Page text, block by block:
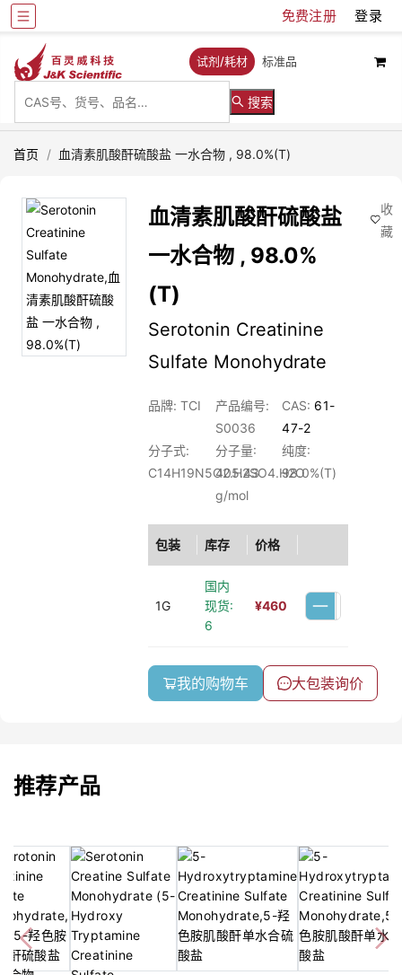
免费注册 登录
试剂/耗材 标准品
搜索
首页 / 血清素肌酸酐硫酸盐 一水合物 , 98.0%(T)
血清素肌酸酐硫酸盐
一水合物 , 98.0%
(T)
Serotonin Creatinine
Sulfate Monohydrate
品牌: TCI
产品编号:
S0036
CAS: 61-
47-2
分子式:
C14H19N5O2.H2SO4.H2O
分子量:
405.43
g/mol
纯度:
98.0%(T)
包装 库存 价格
1G
国内
现货:
6
¥460
我的购物车 大包装询价
收
藏
推荐产品